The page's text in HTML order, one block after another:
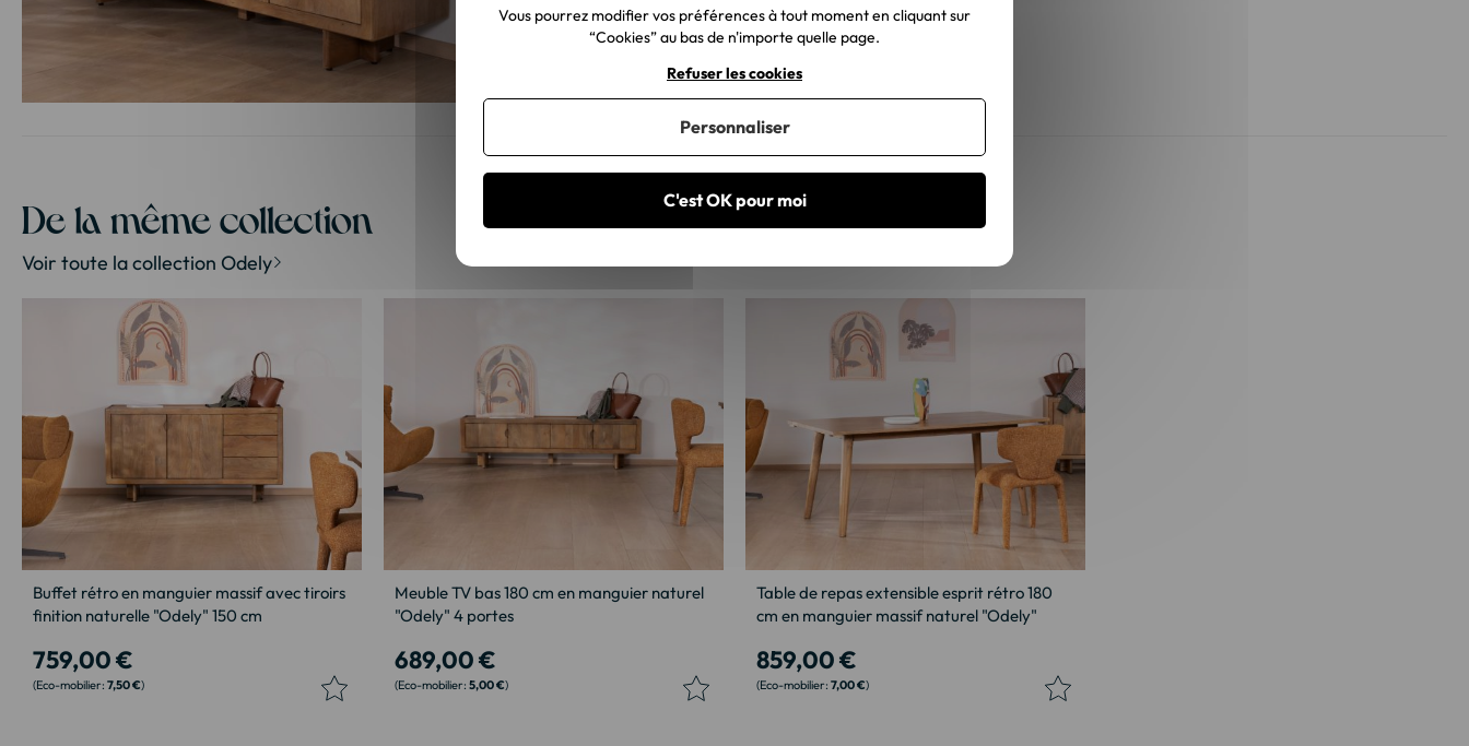
la
Galerie
De la même collection
Voir toute la collection Odely
Buffet rétro en manguier massif avec tiroirs
finition naturelle "Odely" 150 cm
759,00 €
7,50 €
Meuble TV bas 180 cm en manguier naturel
"Odely" 4 portes
689,00 €
5,00 €
Table de repas extensible esprit rétro 180
cm en manguier massif naturel "Odely"
859,00 €
7,00 €
Vous pourrez modifier vos préférences à tout moment en cliquant sur
“Cookies” au bas de n'importe quelle page.
C'est OK pour moi
Refuser les cookies
Personnaliser